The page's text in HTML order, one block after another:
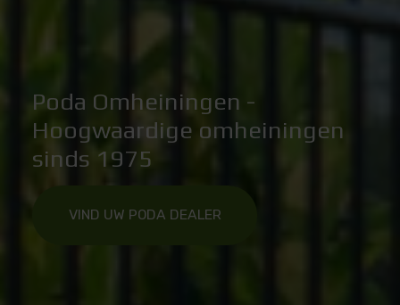
Poda Omheiningen -
Hoogwaardige omheiningen
sinds 1975
VIND UW PODA DEALER